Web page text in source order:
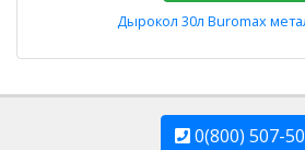
Дырокол 30л Buromax
0(800) 507-